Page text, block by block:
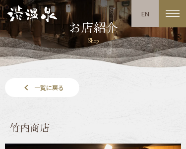
EN
お店紹介
Shop
一覧に戻る
竹内商店